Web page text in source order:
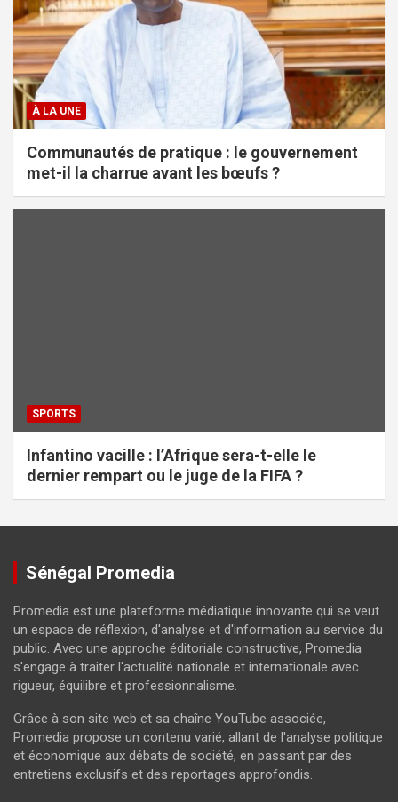
À LA UNE
Communautés de pratique : le gouvernement
met-il la charrue avant les bœufs ?
SPORTS
Infantino vacille : l’Afrique sera-t-elle le
dernier rempart ou le juge de la FIFA ?
Sénégal Promedia
Promedia est une plateforme médiatique innovante qui se veut
un espace de réflexion, d'analyse et d'information au service du
public. Avec une approche éditoriale constructive, Promedia
s'engage à traiter l'actualité nationale et internationale avec
rigueur, équilibre et professionnalisme.
Grâce à son site web et sa chaîne YouTube associée,
Promedia propose un contenu varié, allant de l'analyse politique
et économique aux débats de société, en passant par des
entretiens exclusifs et des reportages approfondis.